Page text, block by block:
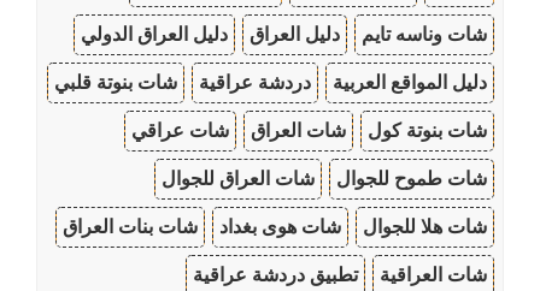
شات وناسه تايم دليل العراق دليل العراق الدولي
دليل المواقع العربية دردشة عراقية شات بنوتة قلبي
شات بنوتة كول شات العراق شات عراقي
شات طموح للجوال شات العراق للجوال
شات هلا للجوال شات هوى بغداد شات بنات العراق
شات العراقية تطبيق دردشة عراقية